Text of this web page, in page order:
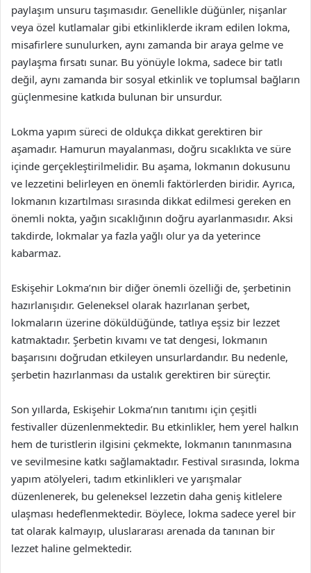
paylaşım unsuru taşımasıdır. Genellikle düğünler, nişanlar
veya özel kutlamalar gibi etkinliklerde ikram edilen lokma,
misafirlere sunulurken, aynı zamanda bir araya gelme ve
paylaşma fırsatı sunar. Bu yönüyle lokma, sadece bir tatlı
değil, aynı zamanda bir sosyal etkinlik ve toplumsal bağların
güçlenmesine katkıda bulunan bir unsurdur.
Lokma yapım süreci de oldukça dikkat gerektiren bir
aşamadır. Hamurun mayalanması, doğru sıcaklıkta ve süre
içinde gerçekleştirilmelidir. Bu aşama, lokmanın dokusunu
ve lezzetini belirleyen en önemli faktörlerden biridir. Ayrıca,
lokmanın kızartılması sırasında dikkat edilmesi gereken en
önemli nokta, yağın sıcaklığının doğru ayarlanmasıdır. Aksi
takdirde, lokmalar ya fazla yağlı olur ya da yeterince
kabarmaz.
Eskişehir Lokma’nın bir diğer önemli özelliği de, şerbetinin
hazırlanışıdır. Geleneksel olarak hazırlanan şerbet,
lokmaların üzerine döküldüğünde, tatlıya eşsiz bir lezzet
katmaktadır. Şerbetin kıvamı ve tat dengesi, lokmanın
başarısını doğrudan etkileyen unsurlardandır. Bu nedenle,
şerbetin hazırlanması da ustalık gerektiren bir süreçtir.
Son yıllarda, Eskişehir Lokma’nın tanıtımı için çeşitli
festivaller düzenlenmektedir. Bu etkinlikler, hem yerel halkın
hem de turistlerin ilgisini çekmekte, lokmanın tanınmasına
ve sevilmesine katkı sağlamaktadır. Festival sırasında, lokma
yapım atölyeleri, tadım etkinlikleri ve yarışmalar
düzenlenerek, bu geleneksel lezzetin daha geniş kitlelere
ulaşması hedeflenmektedir. Böylece, lokma sadece yerel bir
tat olarak kalmayıp, uluslararası arenada da tanınan bir
lezzet haline gelmektedir.